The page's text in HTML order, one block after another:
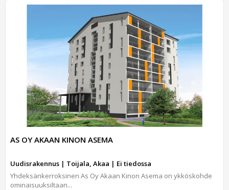
AS OY AKAAN KINON ASEMA
Uudisrakennus | Toijala, Akaa | Ei tiedossa
Yhdeksänkerroksinen As Oy Akaan Kinon Asema on ykköskohde
ominaisuuksiltaan...